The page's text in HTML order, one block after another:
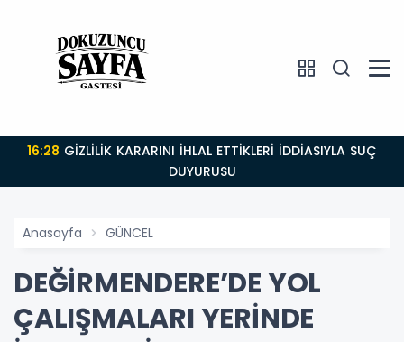
16:28
DUYURUSU
Anasayfa GÜNCEL
DEĞİRMENDERE’DE YOL
ÇALIŞMALARI YERİNDE